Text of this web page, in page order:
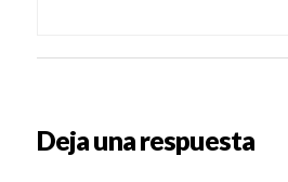
Deja una respuesta